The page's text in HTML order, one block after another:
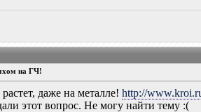
на ГЧ!
растет, даже на металле!http://
этот вопрос. Не могу найти тему :(